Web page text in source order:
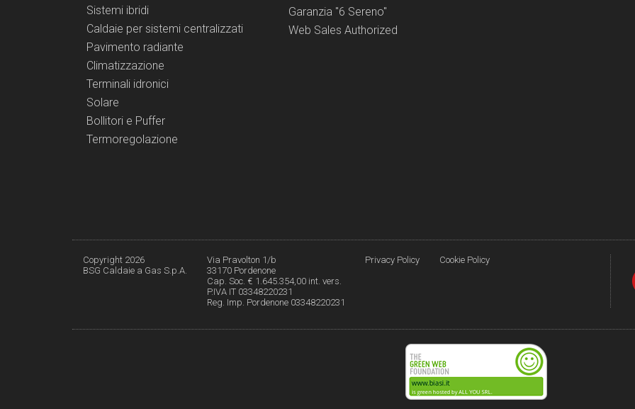
Sistemi ibridi
Caldaie per sistemi centralizzati
Pavimento radiante
Climatizzazione
Terminali idronici
Solare
Bollitori e Puffer
Termoregolazione
Garanzia "6 Sereno"
Web Sales Authorized
Copyright 2026
BSG Caldaie a Gas S.p.A.
Via Pravolton 1/b
33170 Pordenone
Cap. Soc. € 1.645.354,00 int. vers.
P.IVA IT 03348220231
Reg. Imp. Pordenone 03348220231
Privacy Policy Cookie Policy